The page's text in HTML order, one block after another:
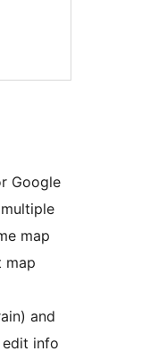
Google
map
map
and
edit info